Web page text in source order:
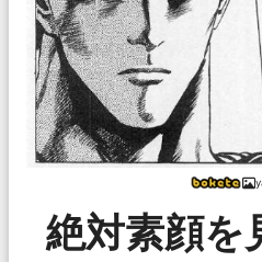
絶対素顔を